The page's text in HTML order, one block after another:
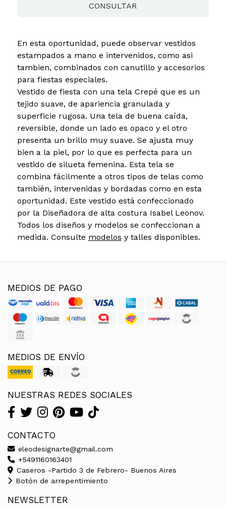
CONSULTAR
En esta oportunidad, puede observar vestidos
estampados a mano e intervenidos, como asi
tambien, combinados con canutillo y accesorios
para fiestas especiales.
Vestido de fiesta con una tela Crepé que es un
tejido suave, de apariencia granulada y
superficie rugosa. Una tela de buena caída,
reversible, donde un lado es opaco y el otro
presenta un brillo muy suave. Se ajusta muy
bien a la piel, por lo que es perfecta para un
vestido de silueta femenina. Esta tela se
combina fácilmente a otros tipos de telas como
también, intervenidas y bordadas como en esta
oportunidad. Este vestido está confeccionado
por la Diseñadora de alta costura Isabel Leonov.
Todos los diseños y modelos se confeccionan a
medida. Consulte modelos y talles disponibles.
MEDIOS DE PAGO
MEDIOS DE ENVÍO
NUESTRAS REDES SOCIALES
CONTACTO
eleodesignarte@gmail.com
+5491160163401
Caseros -Partido 3 de Febrero- Buenos Aires
Botón de arrepentimiento
NEWSLETTER